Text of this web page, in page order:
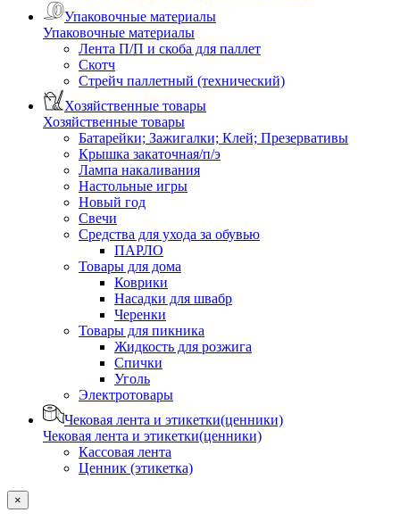
Упаковочные материалы
Упаковочные материалы
Лента П/П и скоба для паллет
Скотч
Стрейч паллетный (технический)
Хозяйственные товары
Хозяйственные товары
Батарейки; Зажигалки; Клей; Презервативы
Крышка закаточная/п/э
Лампа накаливания
Настольные игры
Новый год
Свечи
Средства для ухода за обувью
ПАРЛО
Товары для дома
Коврики
Насадки для швабр
Черенки
Товары для пикника
Жидкость для розжига
Спички
Уголь
Электротовары
Чековая лента и этикетки(ценники)
Чековая лента и этикетки(ценники)
Кассовая лента
Ценник (этикетка)
×